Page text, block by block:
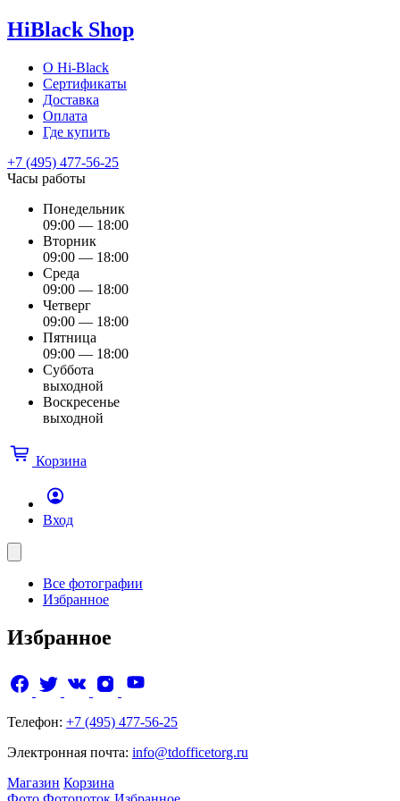
HiBlack Shop
О Hi-Black
Сертификаты
Доставка
Оплата
Где купить
+7 (495) 477-56-25
Часы работы
Понедельник
09:00 — 18:00
Вторник
09:00 — 18:00
Среда
09:00 — 18:00
Четверг
09:00 — 18:00
Пятница
09:00 — 18:00
Суббота
выходной
Воскресенье
выходной
Корзина
Вход
Все фотографии
Избранное
Избранное
Телефон: +7 (495) 477-56-25
Электронная почта: info@tdofficetorg.ru
Магазин Корзина